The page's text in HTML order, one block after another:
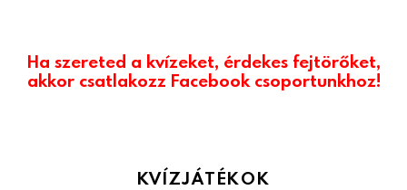
Ha szereted a kvízeket, érdekes fejtörőket,
akkor csatlakozz Facebook csoportunkhoz!
KVÍZJÁTÉKOK